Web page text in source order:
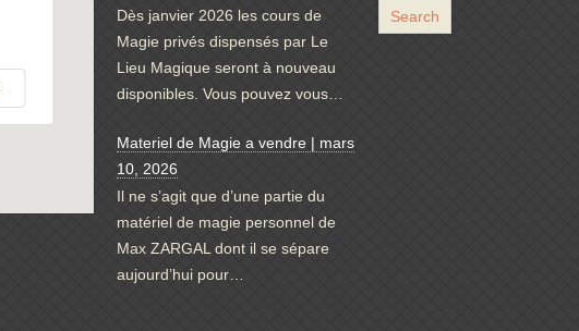
Dès janvier 2026 les cours de
Magie privés dispensés par Le
Lieu Magique seront à nouveau
disponibles. Vous pouvez vous…
Materiel de Magie a vendre | mars
10, 2026
Il ne s’agit que d’une partie du
matériel de magie personnel de
Max ZARGAL dont il se sépare
aujourd’hui pour…